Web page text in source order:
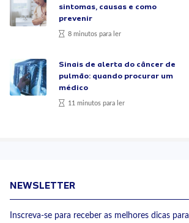
sintomas, causas e como
prevenir
8 minutos para ler
Sinais de alerta do câncer de
pulmão: quando procurar um
médico
11 minutos para ler
NEWSLETTER
Inscreva-se para receber as melhores dicas para